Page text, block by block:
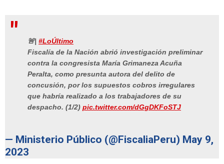
🚨| #LoÚltimo
Fiscalía de la Nación abrió investigación preliminar
contra la congresista María Grimaneza Acuña
Peralta, como presunta autora del delito de
concusión, por los supuestos cobros irregulares
que habría realizado a los trabajadores de su
despacho. (1/2) pic.twitter.com/dGgDKFoSTJ
— Ministerio Público (@FiscaliaPeru) May 9,
2023